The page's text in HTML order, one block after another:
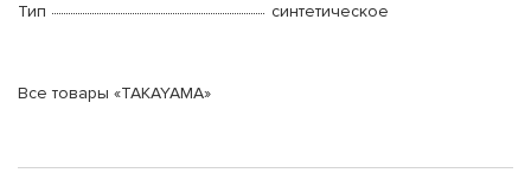
Тип
синтетическое
Все товары «TAKAYAMA»